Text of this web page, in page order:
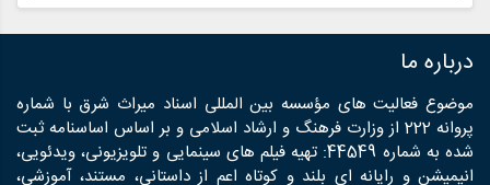
درباره ما
موضوع فعالیت های مؤسسه بین المللی اسناد میراث شرق با شماره
پروانه 222 از وزارت فرهنگ و ارشاد اسلامی و بر اساس اساسنامه ثبت
شده به شماره 44549: تهیه فیلم های سینمایی و تلویزیونی، ویدئویی،
انیمیشن و رایانه ای بلند و کوتاه اعم از داستانی، مستند، آموزشی،